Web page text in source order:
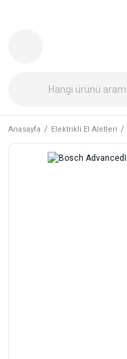
Anasayfa Elektrikli El Aletleri